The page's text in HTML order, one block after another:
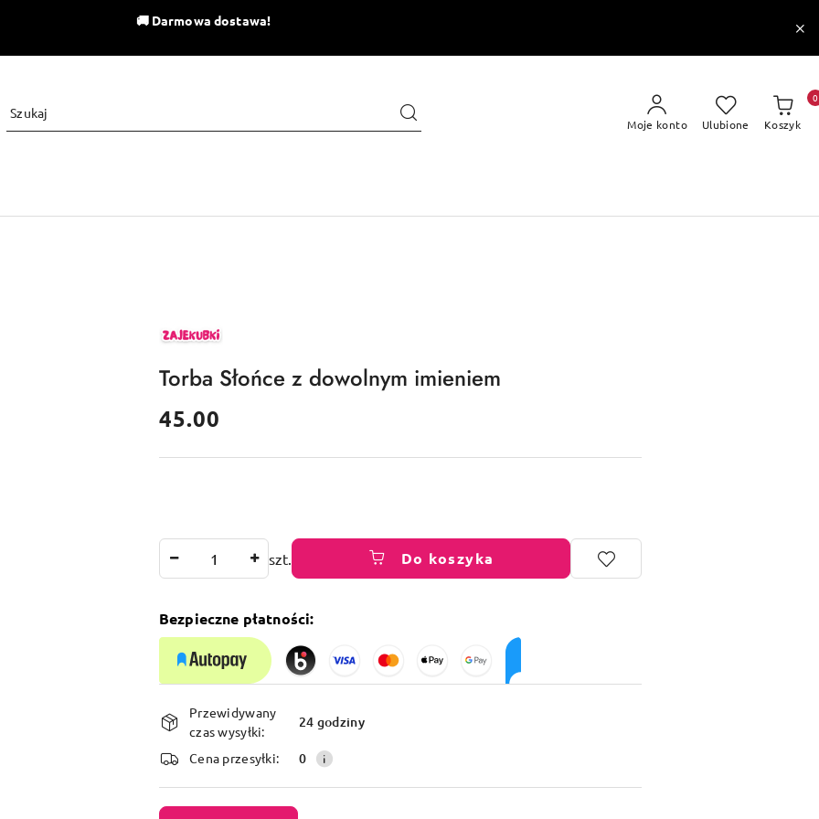
🚚 Darmowa dostawa!
Moje konto Ulubione Koszyk
0
ZAJEKUBKI
Torba Słońce z dowolnym imieniem
cena:
45.00
szt. Do koszyka
Bezpieczne płatności:
Dostępność
i
dostawa
Przewidywany
czas wysyłki:
24 godziny
Cena przesyłki: 0